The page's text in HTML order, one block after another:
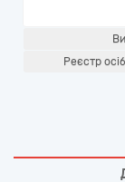
Реєстр